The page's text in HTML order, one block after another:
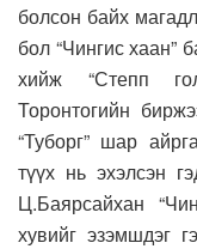
болсон байх
бол “Чингис хаан”
хийж “Степп
Торонтогийн
“Туборг” шар
түүх нь эхэлсэн
Ц.Баярсайхан
хувийг эзэмшдэг